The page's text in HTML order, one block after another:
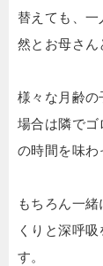
替えても、
然とお母さん
様々な月齢の
場合は隣でゴ
の時間を味わ
もちろん一
くりと深呼
す。